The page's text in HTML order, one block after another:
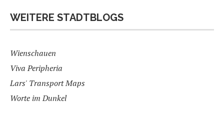
WEITERE STADTBLOGS
Wienschauen
Viva Peripheria
Lars' Transport Maps
Worte im Dunkel